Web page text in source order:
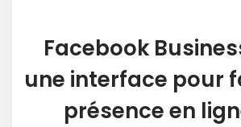
Facebook
une interface pour
présence en